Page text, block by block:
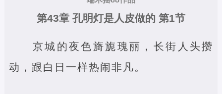
第43章 孔明灯是人皮做的 第1节
京城的夜色旖旎瑰丽，长街人头攒
动，跟白日一样热闹非凡。